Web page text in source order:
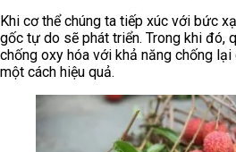
Khi cơ thể chúng ta tiếp xúc với bức
gốc tự do sẽ phát triển. Trong khi đó,
chống oxy hóa với khả năng chống
một cách hiệu quả.